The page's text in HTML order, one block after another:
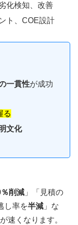
化検知、改善
ト、COE設計
一貫性が成功
る
文化
削減 」「見積の
し率を半減 」な
速くなります。